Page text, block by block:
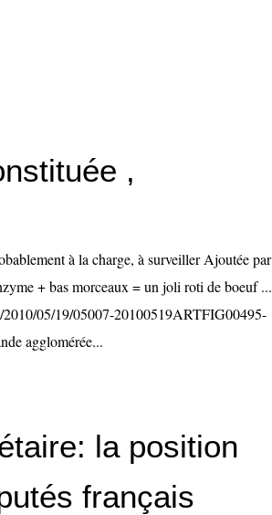
,
à la charge, à surveiller Ajoutée par
+ bas morceaux = un joli roti de boeuf ...
05/19/05007-20100519ARTFIG00495-
agglomérée...
la position
français